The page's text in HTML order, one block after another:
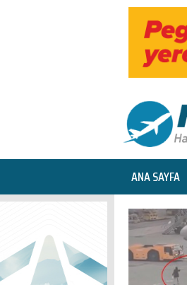
ANA SAYFA